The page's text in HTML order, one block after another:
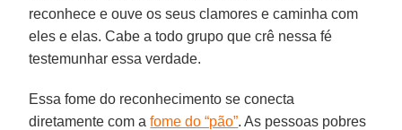
reconhece e ouve os seus clamores e caminha com
eles e elas. Cabe a todo grupo que crê nessa fé
testemunhar essa verdade.
Essa fome do reconhecimento se conecta
diretamente com afome do “pão”. As pessoas pobres